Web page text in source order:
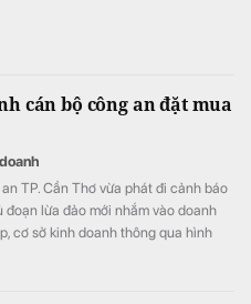
cán bộ công an đặt mua
TP. Cần Thơ vừa phát đi cảnh báo
đoạn lừa đảo mới nhắm vào doanh
cơ sở kinh doanh thông qua hình